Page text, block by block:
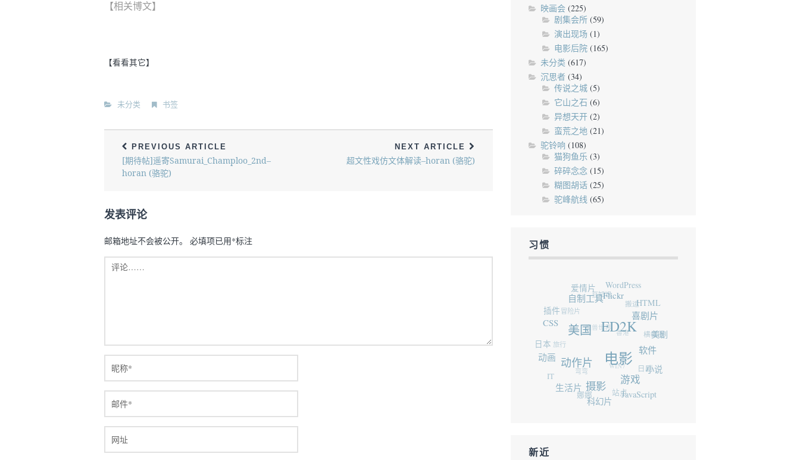
【相关博文】
【看看其它】
未分类 书签
PREVIOUS ARTICLE
[期待帖]遥寄Samurai_Champloo_2nd–
horan (骆驼)
NEXT ARTICLE
超文性戏仿文体解读–horan (骆驼)
发表评论
邮箱地址不会被公开。 必填项已用*标注
映画会(225)
剧集会所(59)
演出现场 (1)
电影后院(165)
未分类 (617)
沉思者(34)
传说之城(5)
它山之石 (6)
异想天开(2)
蛮荒之地(21)
驼铃响 (108)
猫狗鱼乐 (3)
碎碎念念 (15)
糊图胡话(25)
驼峰航线 (65)
习惯
电影
ED2K
美国
动作片
摄影 游戏
软件
喜剧片
Flickr
自制工具
CSS
动画
生活片
科幻片 JavaScript
小说
美剧
HTML
WordPress
爱情片
插件
日本
娜娜 站点
日剧
横幅图
搬运
豆知识
冒险片
弯弯 WIN7
香港
魔兽世界
新近